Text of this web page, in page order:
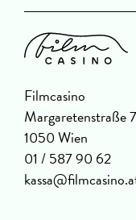
Filmcasino
Margaretenstraße
1050 Wien
01 / 587 90 62